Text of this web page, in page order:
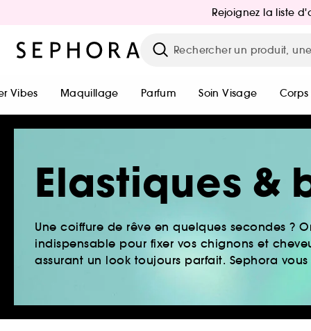
Rejoignez la liste
Vibes Maquillage Parfum Soin Visage Corps
Elastiques &
Une coiffure de rêve en quelques secondes ?
indispensable pour fixer vos chignons et
assurant un look toujours parfait. Sephora